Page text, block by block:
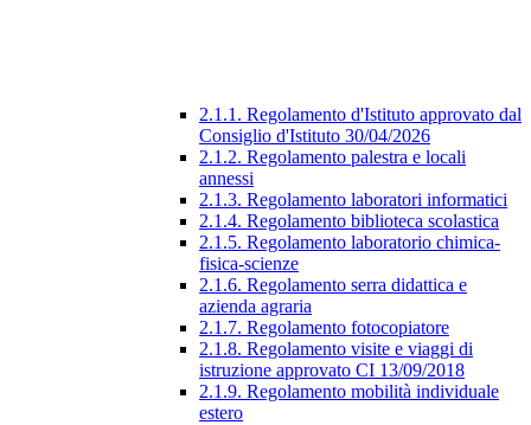
2.1.1. Regolamento d'Istituto approvato dal
Consiglio d'Istituto 30/04/2026
2.1.2. Regolamento palestra e locali
annessi
2.1.3. Regolamento laboratori informatici
2.1.4. Regolamento biblioteca scolastica
2.1.5. Regolamento laboratorio chimica-
fisica-scienze
2.1.6. Regolamento serra didattica e
azienda agraria
2.1.7. Regolamento fotocopiatore
2.1.8. Regolamento visite e viaggi di
istruzione approvato CI 13/09/2018
2.1.9. Regolamento mobilità individuale
estero